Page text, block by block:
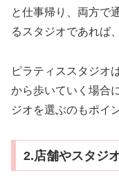
と仕事帰り、両方で
るスタジオであれば
ピラティススタジオ
から歩いていく場合
ジオを選ぶのもポイ
2.店舗やスタジ